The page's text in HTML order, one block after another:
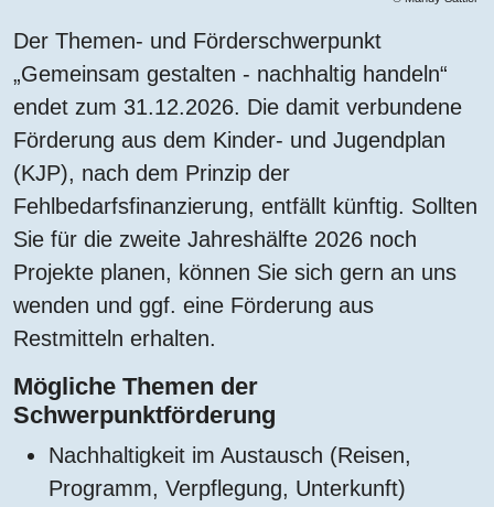
Der Themen- und Förderschwerpunkt
„Gemeinsam gestalten - nachhaltig handeln“
endet zum 31.12.2026. Die damit verbundene
Förderung aus dem Kinder- und Jugendplan
(KJP), nach dem Prinzip der
Fehlbedarfsfinanzierung, entfällt künftig. Sollten
Sie für die zweite Jahreshälfte 2026 noch
Projekte planen, können Sie sich gern an uns
wenden und ggf. eine Förderung aus
Restmitteln erhalten.
Mögliche Themen der
Schwerpunktförderung
Nachhaltigkeit im Austausch (Reisen,
Programm, Verpflegung, Unterkunft)